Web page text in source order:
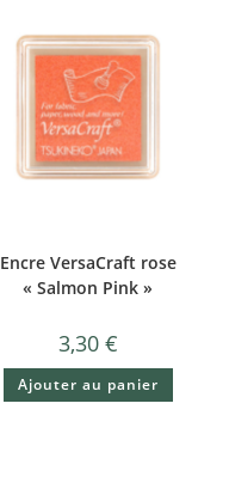
Encre VersaCraft rose
« Salmon Pink »
3,30 €
Ajouter au panier